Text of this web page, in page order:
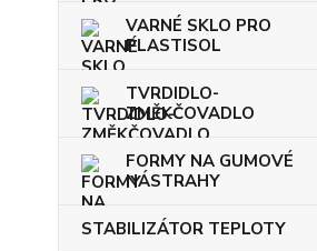
VARNÉ SKLO PRO
PLASTISOL
TVRDIDLO-
ZMĚKČOVADLO
FORMY NA GUMOVÉ
NÁSTRAHY
STABILIZÁTOR TEPLOTY